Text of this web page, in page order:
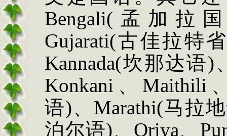
Bengali( 孟加拉
Gujarati(古佳拉特
Kannada(坎那达语)
Konkani 、 Maithili
语)、 Marathi(马拉
泊尔语)、 Oriya、